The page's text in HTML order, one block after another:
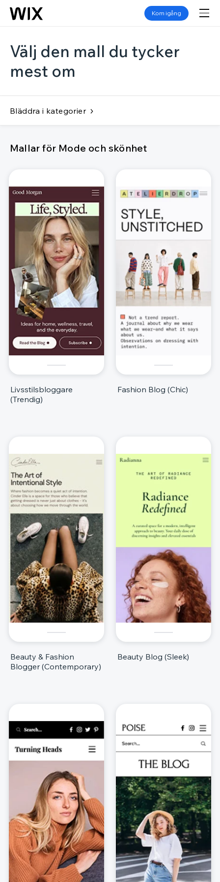
Kom igång
Välj den mall du tycker
mest om
Bläddra i kategorier
Mallar för Mode och skönhet
Livsstilsbloggare
(Trendig)
Fashion Blog (Chic)
Beauty & Fashion
Blogger (Contemporary)
Beauty Blog (Sleek)